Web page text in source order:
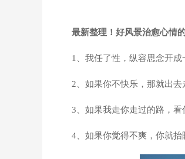
最新整理！好风景治愈心情
1、我任了性，纵容思念开成
2、如果你不快乐，那就出
3、如果我走你走过的路，看
4、如果你觉得不爽，你就